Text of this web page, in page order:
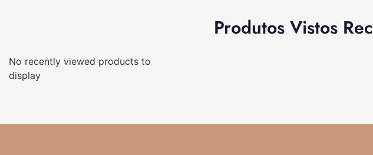
Produtos Vistos
No recently viewed products to
display